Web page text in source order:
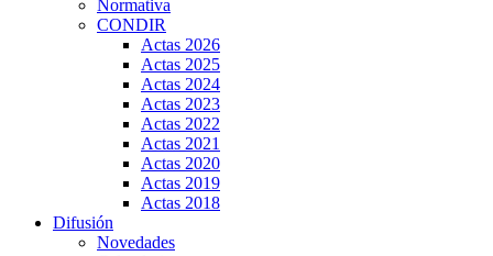
Normativa
CONDIR
Actas 2026
Actas 2025
Actas 2024
Actas 2023
Actas 2022
Actas 2021
Actas 2020
Actas 2019
Actas 2018
Difusión
Novedades